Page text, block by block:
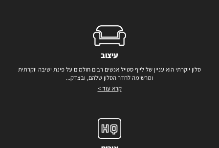
עיצוב
סלון יוקרתי הוא עניין של לייף סטייל אנשים רבים חולמים על פינת ישיבה יוקרתית
ומרשימה לחדר הסלון שלהם, ובצדק...
קרא עוד >